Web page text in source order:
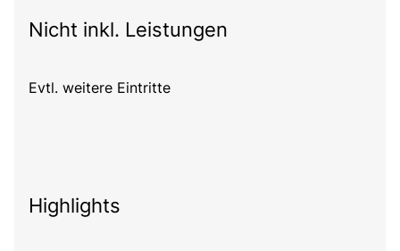
Nicht inkl. Leistungen
Evtl. weitere Eintritte
Highlights